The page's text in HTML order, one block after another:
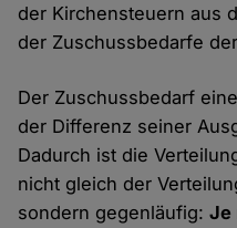
der Kirchensteuern aus
der Zuschussbedarfe
Der Zuschussbedarf
der Differenz seiner
Dadurch ist die
nicht gleich der
sondern gegenläufig:Je